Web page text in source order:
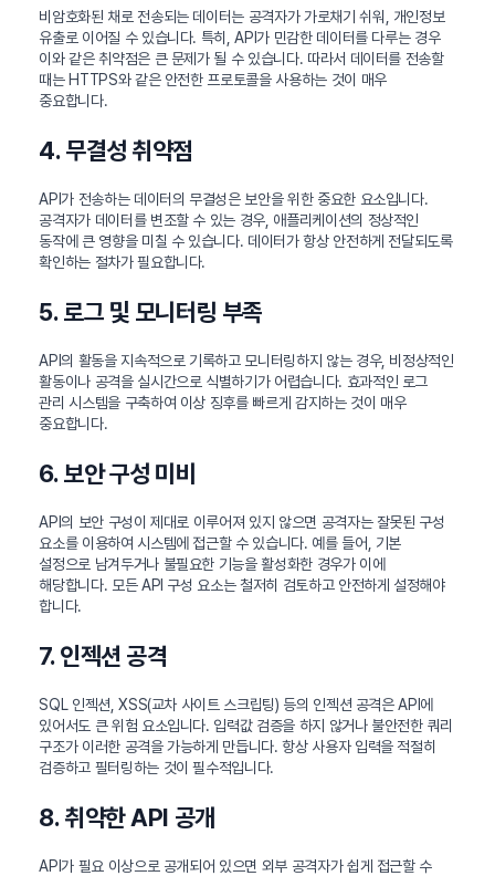
비암호화된 채로 전송되는 데이터는 공격자가 가로채기 쉬워, 개인정보
유출로 이어질 수 있습니다. 특히, API가 민감한 데이터를 다루는 경우
이와 같은 취약점은 큰 문제가 될 수 있습니다. 따라서 데이터를 전송할
때는 HTTPS와 같은 안전한 프로토콜을 사용하는 것이 매우
중요합니다.
4. 무결성 취약점
API가 전송하는 데이터의 무결성은 보안을 위한 중요한 요소입니다.
공격자가 데이터를 변조할 수 있는 경우, 애플리케이션의 정상적인
동작에 큰 영향을 미칠 수 있습니다. 데이터가 항상 안전하게 전달되도록
확인하는 절차가 필요합니다.
5. 로그 및 모니터링 부족
API의 활동을 지속적으로 기록하고 모니터링하지 않는 경우, 비정상적인
활동이나 공격을 실시간으로 식별하기가 어렵습니다. 효과적인 로그
관리 시스템을 구축하여 이상 징후를 빠르게 감지하는 것이 매우
중요합니다.
6. 보안 구성 미비
API의 보안 구성이 제대로 이루어져 있지 않으면 공격자는 잘못된 구성
요소를 이용하여 시스템에 접근할 수 있습니다. 예를 들어, 기본
설정으로 남겨두거나 불필요한 기능을 활성화한 경우가 이에
해당합니다. 모든 API 구성 요소는 철저히 검토하고 안전하게 설정해야
합니다.
7. 인젝션 공격
SQL 인젝션, XSS(교차 사이트 스크립팅) 등의 인젝션 공격은 API에
있어서도 큰 위험 요소입니다. 입력값 검증을 하지 않거나 불안전한 쿼리
구조가 이러한 공격을 가능하게 만듭니다. 항상 사용자 입력을 적절히
검증하고 필터링하는 것이 필수적입니다.
8. 취약한 API 공개
API가 필요 이상으로 공개되어 있으면 외부 공격자가 쉽게 접근할 수